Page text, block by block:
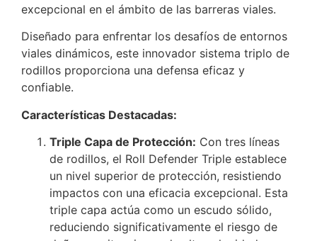
excepcional en el ámbito de las barreras viales.
Diseñado para enfrentar los desafíos de entornos
viales dinámicos, este innovador sistema triplo de
rodillos proporciona una defensa eficaz y
confiable.
Características Destacadas:
Triple Capa de Protección: Con tres líneas
de rodillos, el Roll Defender Triple establece
un nivel superior de protección, resistiendo
impactos con una eficacia excepcional. Esta
triple capa actúa como un escudo sólido,
reduciendo significativamente el riesgo de